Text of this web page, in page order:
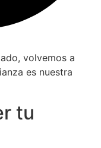
volvemos a
es nuestra
tu